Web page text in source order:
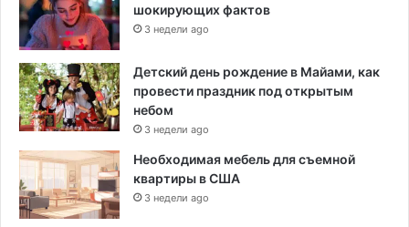
шокирующих фактов
3 недели ago
Детский день рождение в Майами, как
провести праздник под открытым
небом
3 недели ago
Необходимая мебель для съемной
квартиры в США
3 недели ago